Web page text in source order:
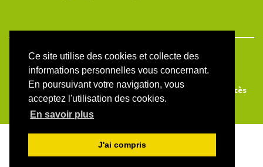
Ce site utilise des cookies et collecte des
informations personnelles vous concernant.
En poursuivant votre navigation, vous
acceptez l'utilisation des cookies.
En savoir plus
J'ai compris
ISSN électronique 2804-3359
Plan du site
Créé et hébergé par Chapitre 9—Édité avec Lodel
Accès
réservé